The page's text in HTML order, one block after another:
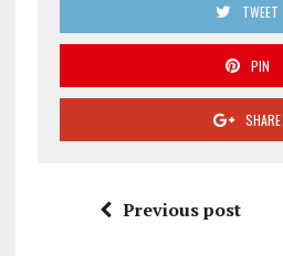
TWEET
PIN
SHARE
Previous post